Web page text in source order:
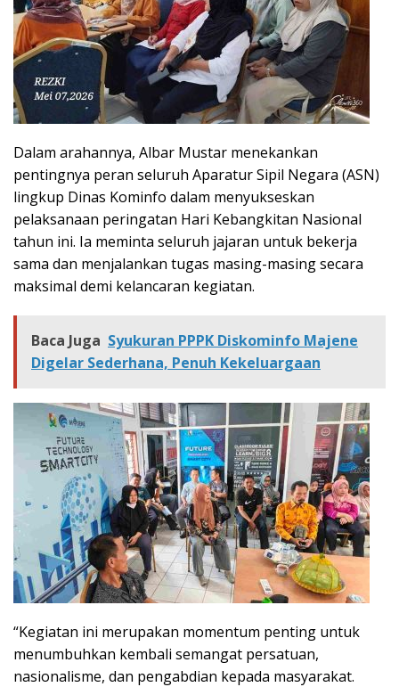
Dalam arahannya, Albar Mustar menekankan
pentingnya peran seluruh Aparatur Sipil Negara (ASN)
lingkup Dinas Kominfo dalam menyukseskan
pelaksanaan peringatan Hari Kebangkitan Nasional
tahun ini. Ia meminta seluruh jajaran untuk bekerja
sama dan menjalankan tugas masing-masing secara
maksimal demi kelancaran kegiatan.
Baca Juga Syukuran PPPK Diskominfo Majene
Digelar Sederhana, Penuh Kekeluargaan
“Kegiatan ini merupakan momentum penting untuk
menumbuhkan kembali semangat persatuan,
nasionalisme, dan pengabdian kepada masyarakat.